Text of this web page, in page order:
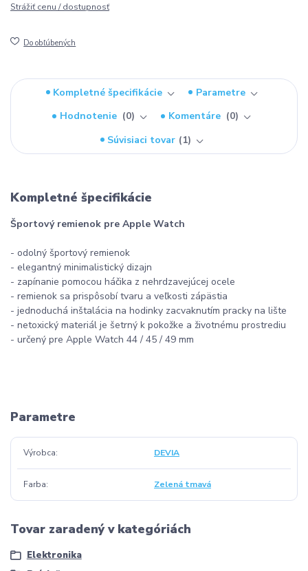
Strážiť cenu / dostupnosť
Do obľúbených
Kompletné špecifikácie
Parametre
Hodnotenie
0 Komentáre
0
Súvisiaci tovar
1
Kompletné špecifikácie
Športový remienok pre Apple Watch
- odolný športový remienok
- elegantný minimalistický dizajn
- zapínanie pomocou háčika z nehrdzavejúcej ocele
- remienok sa prispôsobí tvaru a veľkosti zápästia
- jednoduchá inštalácia na hodinky zacvaknutím pracky na lište
- netoxický materiál je šetrný k pokožke a životnému prostrediu
- určený pre Apple Watch 44 / 45 / 49 mm
Parametre
Výrobca DEVIA
Farba Zelená tmavá
Tovar zaradený v kategóriách
Elektronika